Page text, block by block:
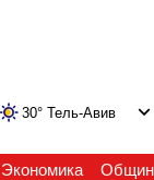
30° Тель-Авив
Экономика